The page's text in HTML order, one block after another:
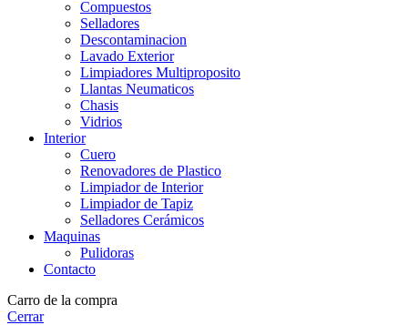
Compuestos
Selladores
Descontaminacion
Lavado Exterior
Limpiadores Multiproposito
Llantas Neumaticos
Chasis
Vidrios
Interior
Cuero
Renovadores de Plastico
Limpiador de Interior
Limpiador de Tapiz
Selladores Cerámicos
Maquinas
Pulidoras
Contacto
Carro de la compra
Cerrar